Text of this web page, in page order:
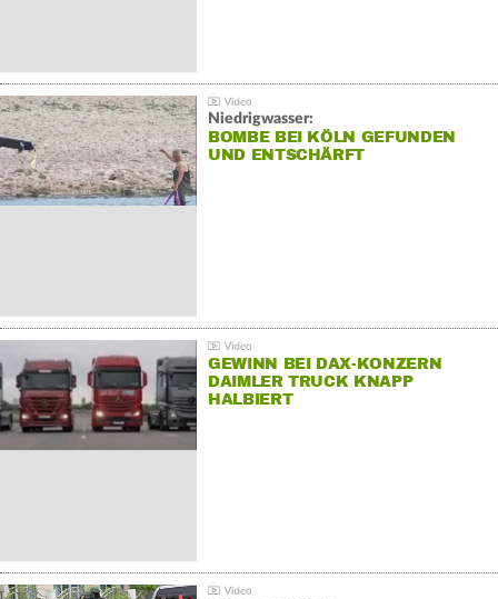
Niedrigwasser:
BOMBE BEI KÖLN GEFUNDEN
UND ENTSCHÄRFT
GEWINN BEI DAX-KONZERN
DAIMLER TRUCK KNAPP
HALBIERT